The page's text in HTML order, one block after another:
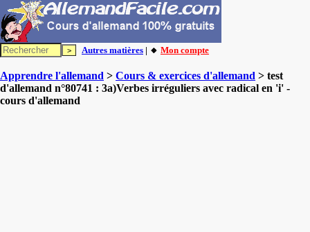
Autres matières | 🔸 Mon compte
Apprendre l'allemand > Cours & exercices d'allemand > test
d'allemand n°80741 : 3a)Verbes irréguliers avec radical en 'i' -
cours d'allemand